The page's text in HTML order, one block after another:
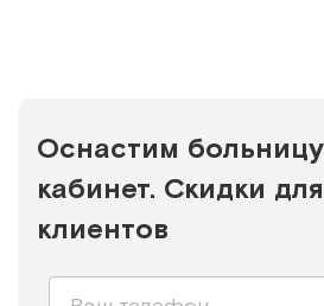
Оснастим
кабинет. Скидки
клиентов